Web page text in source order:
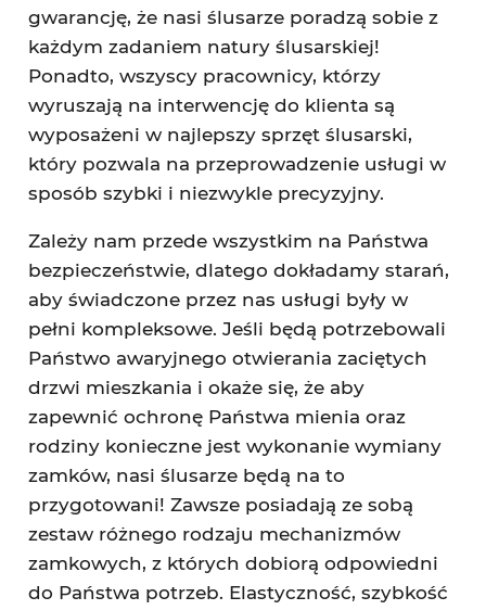
gwarancję, że nasi ślusarze poradzą sobie z
każdym zadaniem natury ślusarskiej!
Ponadto, wszyscy pracownicy, którzy
wyruszają na interwencję do klienta są
wyposażeni w najlepszy sprzęt ślusarski,
który pozwala na przeprowadzenie usługi w
sposób szybki i niezwykle precyzyjny.
Zależy nam przede wszystkim na Państwa
bezpieczeństwie, dlatego dokładamy starań,
aby świadczone przez nas usługi były w
pełni kompleksowe. Jeśli będą potrzebowali
Państwo awaryjnego otwierania zaciętych
drzwi mieszkania i okaże się, że aby
zapewnić ochronę Państwa mienia oraz
rodziny konieczne jest wykonanie wymiany
zamków, nasi ślusarze będą na to
przygotowani! Zawsze posiadają ze sobą
zestaw różnego rodzaju mechanizmów
zamkowych, z których dobiorą odpowiedni
do Państwa potrzeb. Elastyczność, szybkość